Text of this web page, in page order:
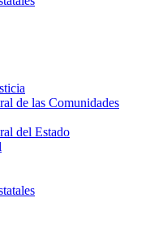
de las Comunidades
del Estado